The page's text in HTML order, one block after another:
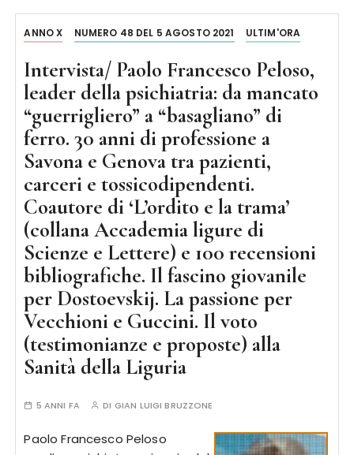
ANNO X NUMERO 48 DEL 5 AGOSTO 2021 ULTIM'ORA
Intervista/ Paolo Francesco Peloso,
leader della psichiatria: da mancato
“guerrigliero” a “basagliano” di
ferro. 30 anni di professione a
Savona e Genova tra pazienti,
carceri e tossicodipendenti.
Coautore di ‘L’ordito e la trama’
(collana Accademia ligure di
Scienze e Lettere) e 100 recensioni
bibliografiche. Il fascino giovanile
per Dostoevskij. La passione per
Vecchioni e Guccini. Il voto
(testimonianze e proposte) alla
Sanità della Liguria
5 ANNI FA DI GIAN LUIGI BRUZZONE
Paolo Francesco Peloso